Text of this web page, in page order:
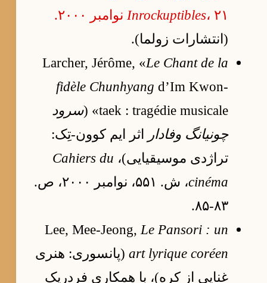
Inrockuptibles، ۲۱ نوامبر ۲۰۰۰.
(انتشارات زولما).
Larcher, Jérôme, «Le Chant de la
fidèle Chunhyang d’Im Kwon-
taek : tragédie musicale» (
سرود
چونیانگ وفادار
اثر ایم کوون-تِک:
تراژدی موسیقیایی)، Cahiers du
cinéma
، ش. ۵۵۱، نوامبر ۲۰۰۰، ص.
۸۳-۸۵.
Lee, Mee-Jeong,Le Pansori : un
art lyrique coréen(پانسوری: هنری
غنایی از کره)، با همکاری فردریک